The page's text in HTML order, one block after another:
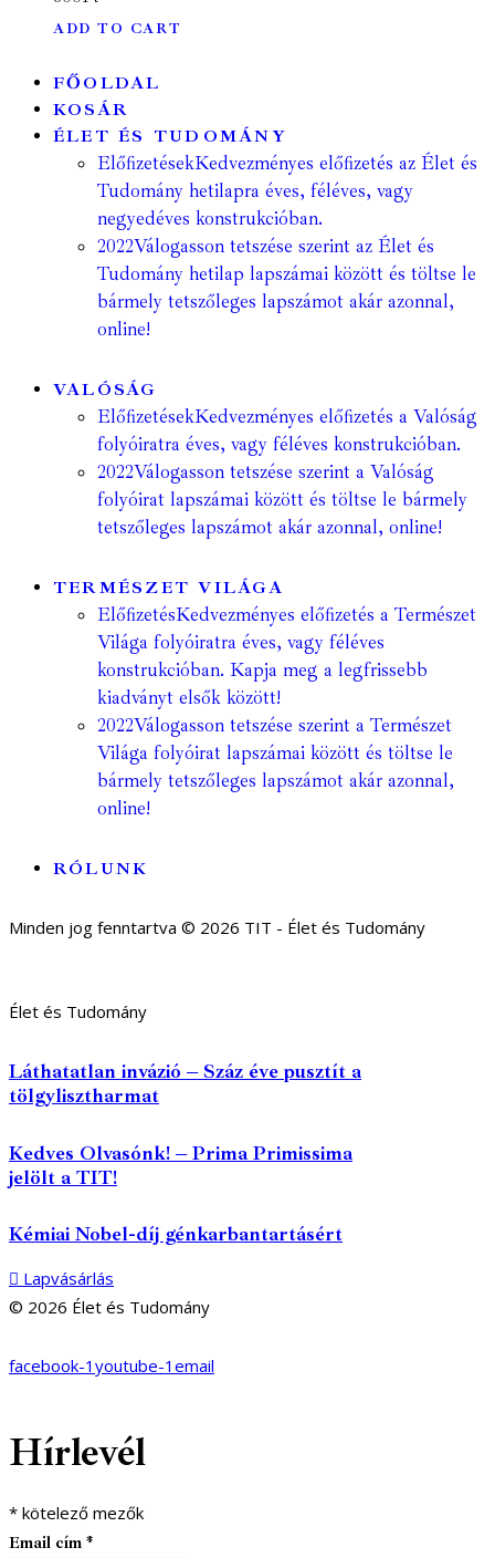
ADD TO CART
FŐOLDAL
KOSÁR
ÉLET ÉS TUDOMÁNY
ElőfizetésekKedvezményes előfizetés az Élet és
Tudomány hetilapra éves, féléves, vagy
negyedéves konstrukcióban.
2022Válogasson tetszése szerint az Élet és
Tudomány hetilap lapszámai között és töltse le
bármely tetszőleges lapszámot akár azonnal,
online!
VALÓSÁG
ElőfizetésekKedvezményes előfizetés a Valóság
folyóiratra éves, vagy féléves konstrukcióban.
2022Válogasson tetszése szerint a Valóság
folyóirat lapszámai között és töltse le bármely
tetszőleges lapszámot akár azonnal, online!
TERMÉSZET VILÁGA
ElőfizetésKedvezményes előfizetés a Természet
Világa folyóiratra éves, vagy féléves
konstrukcióban. Kapja meg a legfrissebb
kiadványt elsők között!
2022Válogasson tetszése szerint a Természet
Világa folyóirat lapszámai között és töltse le
bármely tetszőleges lapszámot akár azonnal,
online!
RÓLUNK
Minden jog fenntartva © 2026 TIT - Élet és Tudomány
Élet és Tudomány
Láthatatlan invázió – Száz éve pusztít a
tölgylisztharmat
Kedves Olvasónk! – Prima Primissima
jelölt a TIT!
Kémiai Nobel-díj génkarbantartásért
Lapvásárlás
© 2026 Élet és Tudomány
facebook-1 youtube-1 email
Hírlevél
* kötelező mezők
Email cím *